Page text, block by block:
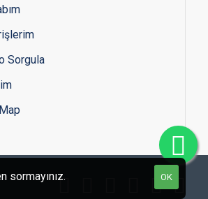
Sorgula
OK
sormayınız.